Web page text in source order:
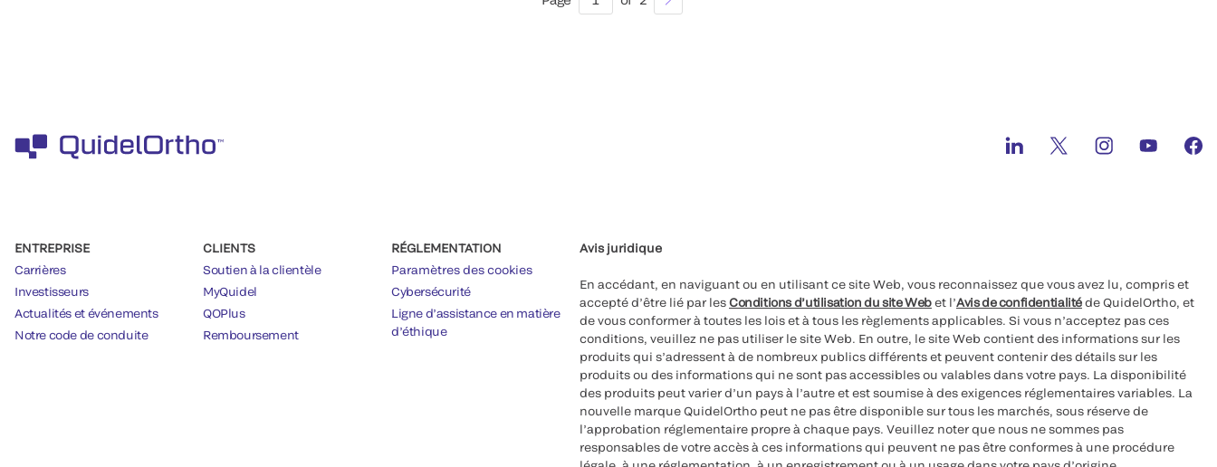
ENTREPRISE
Carrières
Investisseurs
Actualités et événements
Notre code de conduite
CLIENTS
Soutien à la clientèle
MyQuidel
QOPlus
Remboursement
RÉGLEMENTATION
Paramètres des cookies
Cybersécurité
Ligne d’assistance en matière
d’éthique
Avis juridique
En accédant, en naviguant ou en utilisant ce site Web, vous reconnaissez que vous avez lu, compris et
accepté d’être lié par lesConditions d’utilisation du site Webet l’Avis de confidentialitéde QuidelOrtho, et
de vous conformer à toutes les lois et à tous les règlements applicables. Si vous n’acceptez pas ces
conditions, veuillez ne pas utiliser le site Web. En outre, le site Web contient des informations sur les
produits qui s’adressent à de nombreux publics différents et peuvent contenir des détails sur les
produits ou des informations qui ne sont pas accessibles ou valables dans votre pays. La disponibilité
des produits peut varier d’un pays à l’autre et est soumise à des exigences réglementaires variables. La
nouvelle marque QuidelOrtho peut ne pas être disponible sur tous les marchés, sous réserve de
l’approbation réglementaire propre à chaque pays. Veuillez noter que nous ne sommes pas
responsables de votre accès à ces informations qui peuvent ne pas être conformes à une procédure